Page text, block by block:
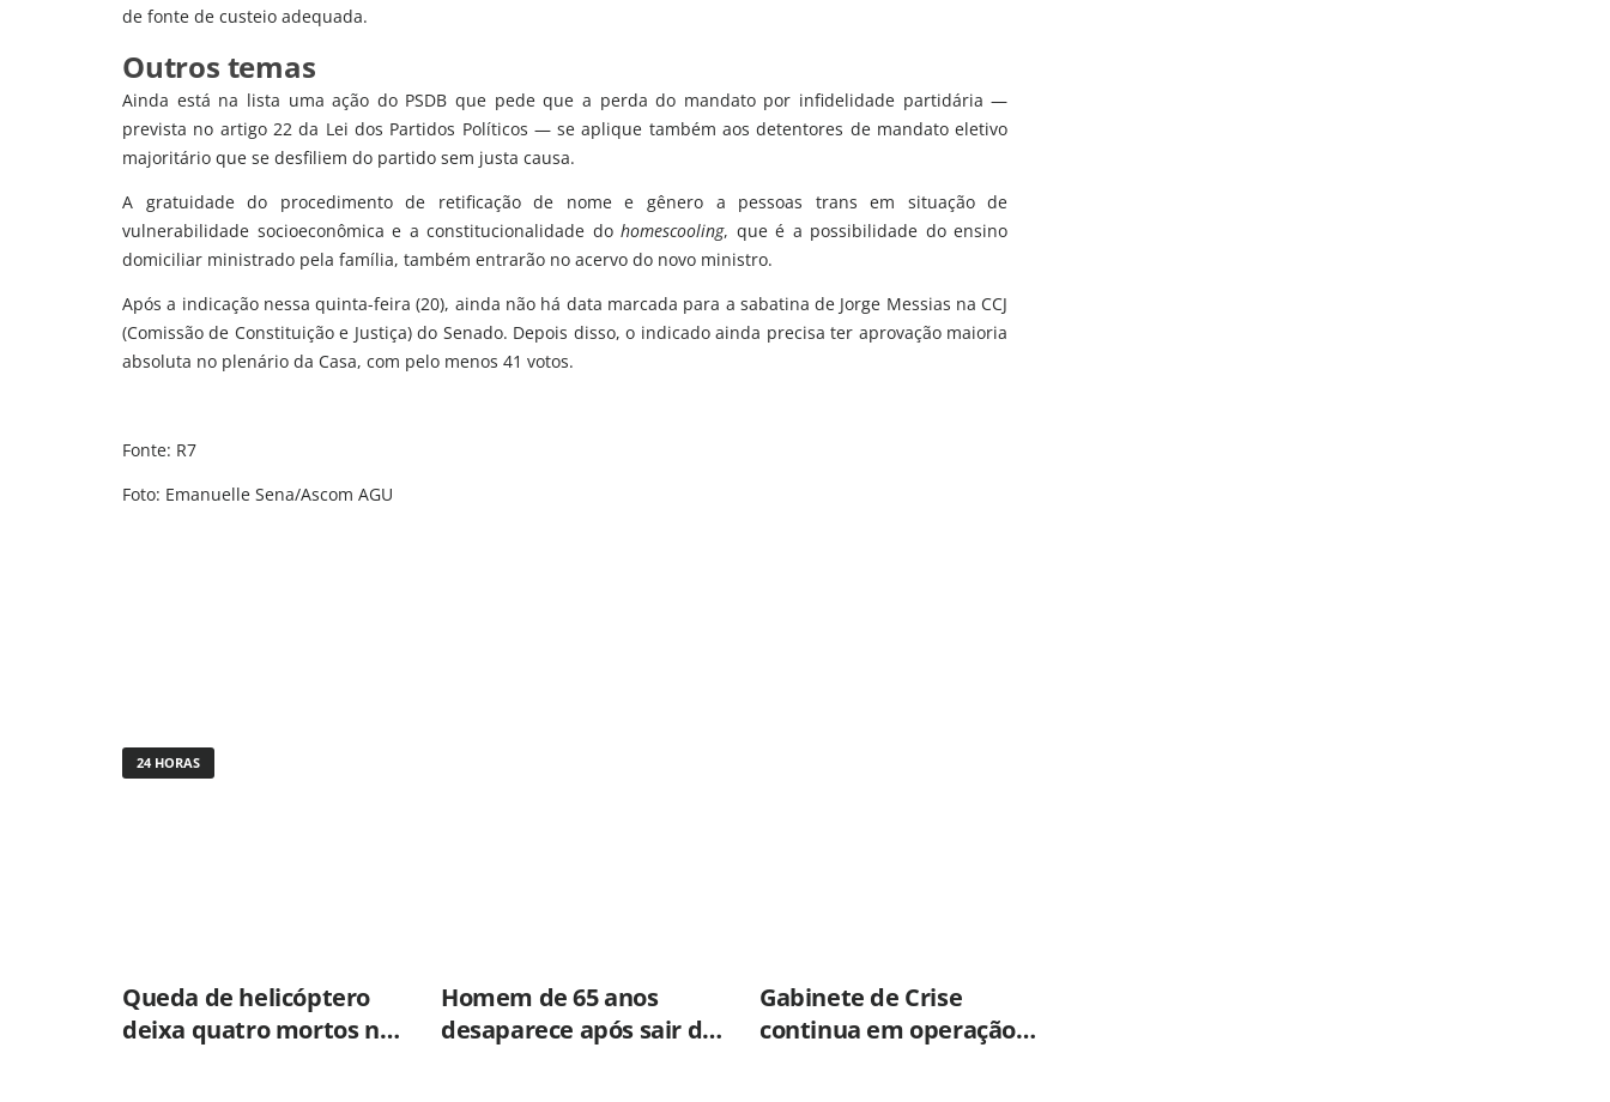
de fonte de custeio adequada.
Outros temas
Ainda está na lista uma ação do PSDB que pede que a perda do mandato por infidelidade partidária —
prevista no artigo 22 da Lei dos Partidos Políticos — se aplique também aos detentores de mandato eletivo
majoritário que se desfiliem do partido sem justa causa.
A gratuidade do procedimento de retificação de nome e gênero a pessoas trans em situação de
vulnerabilidade socioeconômica e a constitucionalidade dohomescooling, que é a possibilidade do ensino
domiciliar ministrado pela família, também entrarão no acervo do novo ministro.
Após a indicação nessa quinta-feira (20), ainda não há data marcada para a sabatina de Jorge Messias na CCJ
(Comissão de Constituição e Justiça) do Senado. Depois disso, o indicado ainda precisa ter aprovação maioria
absoluta no plenário da Casa, com pelo menos 41 votos.
Fonte: R7
Foto: Emanuelle Sena/Ascom AGU
24 HORAS
Queda de helicóptero
deixa quatro mortos na
Homem de 65 anos
desaparece após sair do
Gabinete de Crise
continua em operação